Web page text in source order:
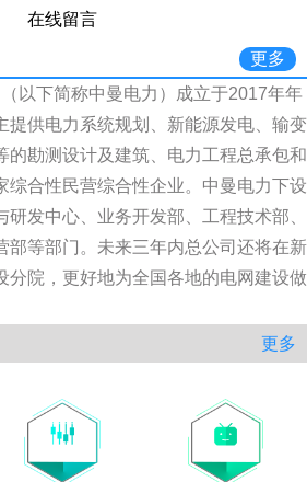
在线留言
更多
以下简称中曼电力）成立于2017年年
提供电力系统规划、新能源发电、输变
的勘测设计及建筑、电力工程总承包和
综合性民营综合性企业。中曼电力下设
发中心、业务开发部、工程技术部、
部等部门。未来三年内总公司还将在新
分院，更好地为全国各地的电网建设做
更多